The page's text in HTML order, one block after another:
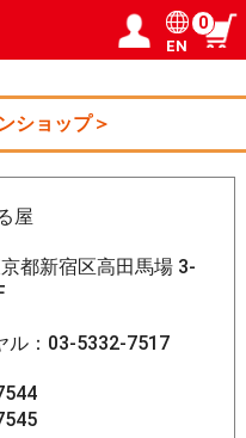
EN
0
ショップ＞
屋
都新宿区高田馬場 3-
ル：03-5332-7517